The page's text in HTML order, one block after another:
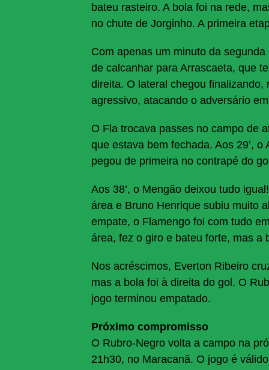
bateu rasteiro. A bola foi na rede,
no chute de Jorginho. A primeira
Com apenas um minuto da
de calcanhar para Arrascaeta, que
direita. O lateral chegou
agressivo, atacando o adversário
O Fla trocava passes no campo de
que estava bem fechada. Aos 29’,
pegou de primeira no contrapé do
Aos 38’, o Mengão deixou tudo
área e Bruno Henrique subiu muito
empate, o Flamengo foi com tudo
área, fez o giro e bateu forte, mas a
Nos acréscimos, Everton Ribeiro
mas a bola foi à direita do gol. O
jogo terminou empatado.
Próximo compromisso
O Rubro-Negro volta a campo na
21h30, no Maracanã. O jogo é